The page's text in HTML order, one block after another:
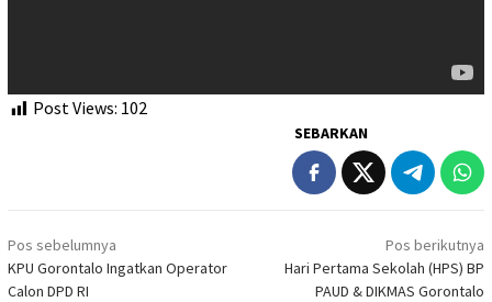
Post Views: 102
SEBARKAN
Navigasi
pos
Pos sebelumnya
KPU Gorontalo Ingatkan Operator
Calon DPD RI
Pos berikutnya
Hari Pertama Sekolah (HPS) BP
PAUD & DIKMAS Gorontalo